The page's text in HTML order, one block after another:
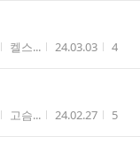
작성자
켈스... 작성시간
24.03.03 조회수
4
작성자
고슴... 작성시간
24.02.27 조회수
5